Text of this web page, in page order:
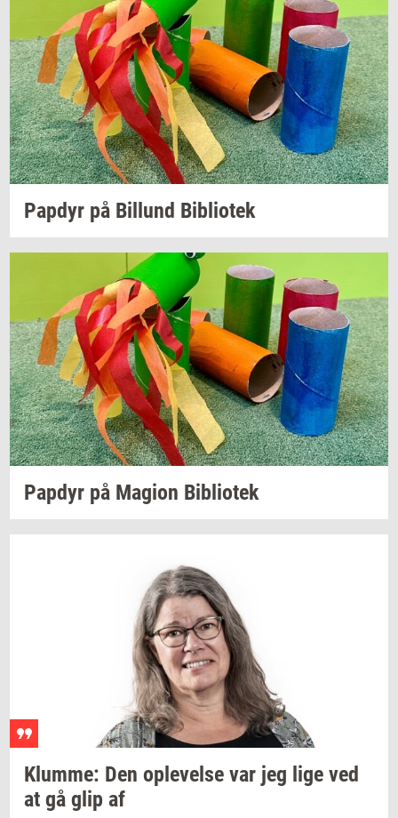
Pap­dyr på Bil­lund Bi­bli­o­tek
Pap­dyr på Magion Bi­bli­o­tek
Klum­me: Den op­le­vel­se var jeg lige ved
at gå glip af